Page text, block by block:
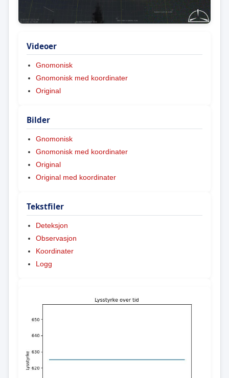
Videoer
Gnomonisk
Gnomonisk med koordinater
Original
Bilder
Gnomonisk
Gnomonisk med koordinater
Original
Original med koordinater
Tekstfiler
Deteksjon
Observasjon
Koordinater
Logg